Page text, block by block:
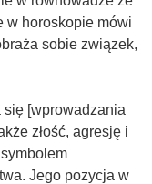
w horoskopie mówi
sobie związek,
się [wprowadzania
złość, agresję i
Jego pozycja w